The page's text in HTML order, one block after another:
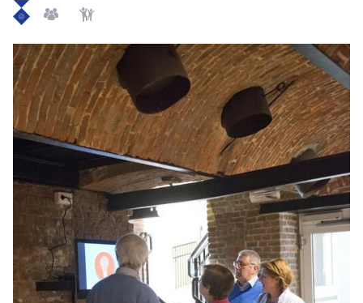
Beschermd
momument
GroepenKindvriendelijk